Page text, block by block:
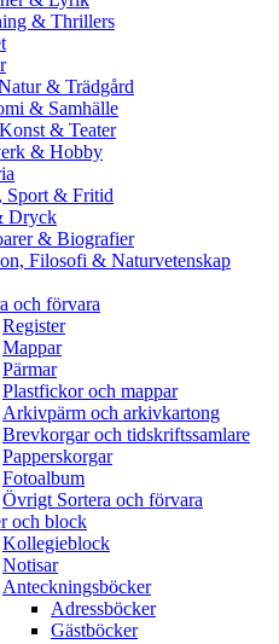
& Thrillers
& Trädgård
& Samhälle
& Teater
& Hobby
Sport & Fritid
Dryck
& Biografier
Filosofi & Naturvetenskap
och förvara
Register
Mappar
Pärmar
Plastfickor och mappar
Arkivpärm och arkivkartong
Brevkorgar och tidskriftssamlare
Papperskorgar
Fotoalbum
Övrigt Sortera och förvara
och block
Kollegieblock
Notisar
Anteckningsböcker
Adressböcker
Gästböcker